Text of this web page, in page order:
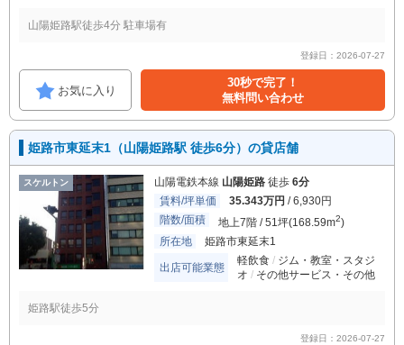
山陽姫路駅徒歩4分 駐車場有
登録日：2026-07-27
お気に入り
30秒で完了！
無料問い合わせ
姫路市東延末1（山陽姫路駅 徒歩6分）の貸店舗
スケルトン 山陽電鉄本線 山陽姫路 徒歩 6分
賃料/坪単価
35.343万円 / 6,930円
階数/面積
地上7階 / 51坪(168.59m2)
所在地
姫路市東延末1
出店可能業態
軽飲食
ジム・教室・スタジ
オ
その他サービス・その他
姫路駅徒歩5分
登録日：2026-07-27